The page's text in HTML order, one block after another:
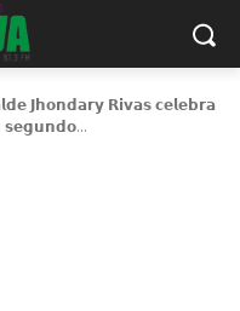
𝗝𝗵𝗼𝗻𝗱𝗮𝗿𝘆 𝗥𝗶𝘃𝗮𝘀 𝗰𝗲𝗹𝗲𝗯𝗿𝗮
𝘀𝗲𝗴𝘂𝗻𝗱𝗼...